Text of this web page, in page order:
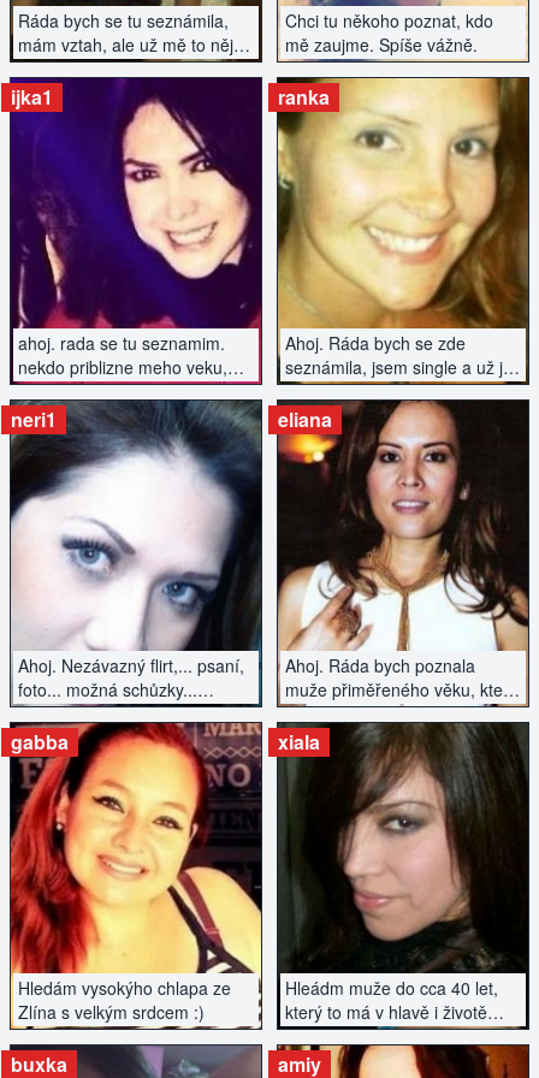
Ráda bych se tu seznámila,
mám vztah, ale už mě to nějak
nenaplňuje a chce to něco
nového...
Chci tu někoho poznat, kdo
mě zaujme. Spíše vážně.
ahoj. rada se tu seznamim.
nekdo priblizne meho veku,
kdo ma rad dobrou zabavu a
neni uplnej nesportovec..
ijka1
ZOBRAZIT INZERÁT
Ahoj. Ráda bych se zde
seznámila, jsem single a už je
čas začít se zas s někým
setkat :)
ranka
ZOBRAZIT INZERÁT
Ahoj. Nezávazný flirt,... psaní,
foto... možná schůzky...
uvidíme...
neri1
ZOBRAZIT INZERÁT
Ahoj. Ráda bych poznala
muže přiměřeného věku, který
by se chtěl vážně seznámit.
Nehledám hned manžela, ale
spíše vážný vztah ano.
eliana
ZOBRAZIT INZERÁT
Hledám vysokýho chlapa ze
Zlína s velkým srdcem :)
gabba
ZOBRAZIT INZERÁT
Hleádm muže do cca 40 let,
který to má v hlavě i životě
srovnané...
xiala
ZOBRAZIT INZERÁT
buxka amiy